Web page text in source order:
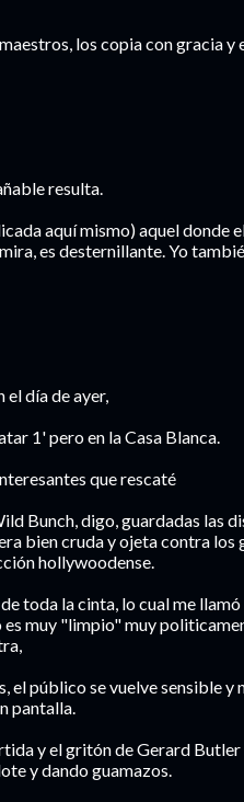
los copia con gracia
resulta.
aquí mismo) aquel donde
es desternillante. Yo
el día de ayer,
1' pero en la Casa Blanca.
que rescaté
Bunch, digo, guardadas las
bien cruda y ojeta contra
hollywoodense.
toda la cinta, lo cual me
muy "limpio" muy
el público se vuelve sensible y
pantalla.
y el gritón de Gerard
y dando guamazos.